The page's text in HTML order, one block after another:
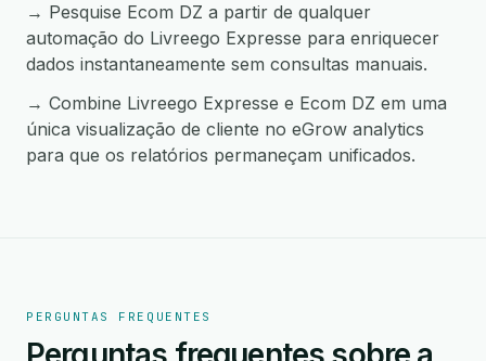
→ Pesquise Ecom DZ a partir de qualquer
automação do Livreego Expresse para enriquecer
dados instantaneamente sem consultas manuais.
→ Combine Livreego Expresse e Ecom DZ em uma
única visualização de cliente no eGrow analytics
para que os relatórios permaneçam unificados.
PERGUNTAS FREQUENTES